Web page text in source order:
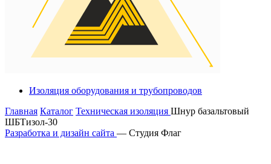
Изоляция оборудования и трубопроводов
Главная Каталог Техническая изоляция Шнур базальтовый
ШБТизол-30
Разработка и дизайн сайта — Студия Флаг